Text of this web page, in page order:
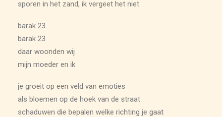
sporen in het zand, ik vergeet het niet
barak 23
barak 23
daar woonden wij
mijn moeder en ik
je groeit op een veld van emoties
als bloemen op de hoek van de straat
schaduwen die bepalen welke richting je gaat